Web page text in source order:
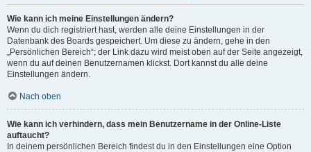
Wie kann ich meine Einstellungen ändern?
Wenn du dich registriert hast, werden alle deine Einstellungen in der
Datenbank des Boards gespeichert. Um diese zu ändern, gehe in den
„Persönlichen Bereich“; der Link dazu wird meist oben auf der Seite angezeigt,
wenn du auf deinen Benutzernamen klickst. Dort kannst du alle deine
Einstellungen ändern.
Nach oben
Wie kann ich verhindern, dass mein Benutzername in der Online-Liste
auftaucht?
In deinem persönlichen Bereich findest du in den Einstellungen eine Option